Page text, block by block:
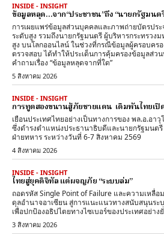
INSIDE - INSIGHT
ข้อมูลหลุด…จาก“ประชาชน”ถึง “นายกรัฐมนต
การเผยแพร่ข้อมูลส่วนบุคคลและภาพถ่ายบัตรปร
ระดับสูง รวมถึงนายกรัฐมนตรี ผู้บริหารกระทรวง
สูง บนโลกออนไลน์ ในช่วงที่กรณีข้อมูลผู้ครอบครอ
ตรวจสอบ ได้ทำให้ประเด็นการคุ้มครองข้อมูลส่ว
คำถามเรื่อง “ข้อมูลหลุดจากที่ใด”
5 สิงหาคม 2026
INSIDE - INSIGHT
การทูตสองขนานสู้ภัยชายแดน เดิมพันไทยเปิ
เยือนประเทศไทยอย่างเป็นทางการของ พล.อ.อา
ซึ่งดำรงตำแหน่งประธานาธิบดีและนายกรัฐมนตรี
ฝ่ายทหาร ระหว่างวันที่ 6-7 สิงหาคม 2569
4 สิงหาคม 2026
INSIDE - INSIGHT
ไทยสู่ยุคดิจิทัล แต่ผจญภัย “ระบบล่ม”
ถอดรหัส Single Point of Failure และความเหลื่อ
ดุลอำนาจอาเซียน สู่การแนะแนวทางสนับสนุนร
เพื่อปกป้องอธิปไตยทางไซเบอร์ของประเทศอย่าง
3 สิงหาคม 2026